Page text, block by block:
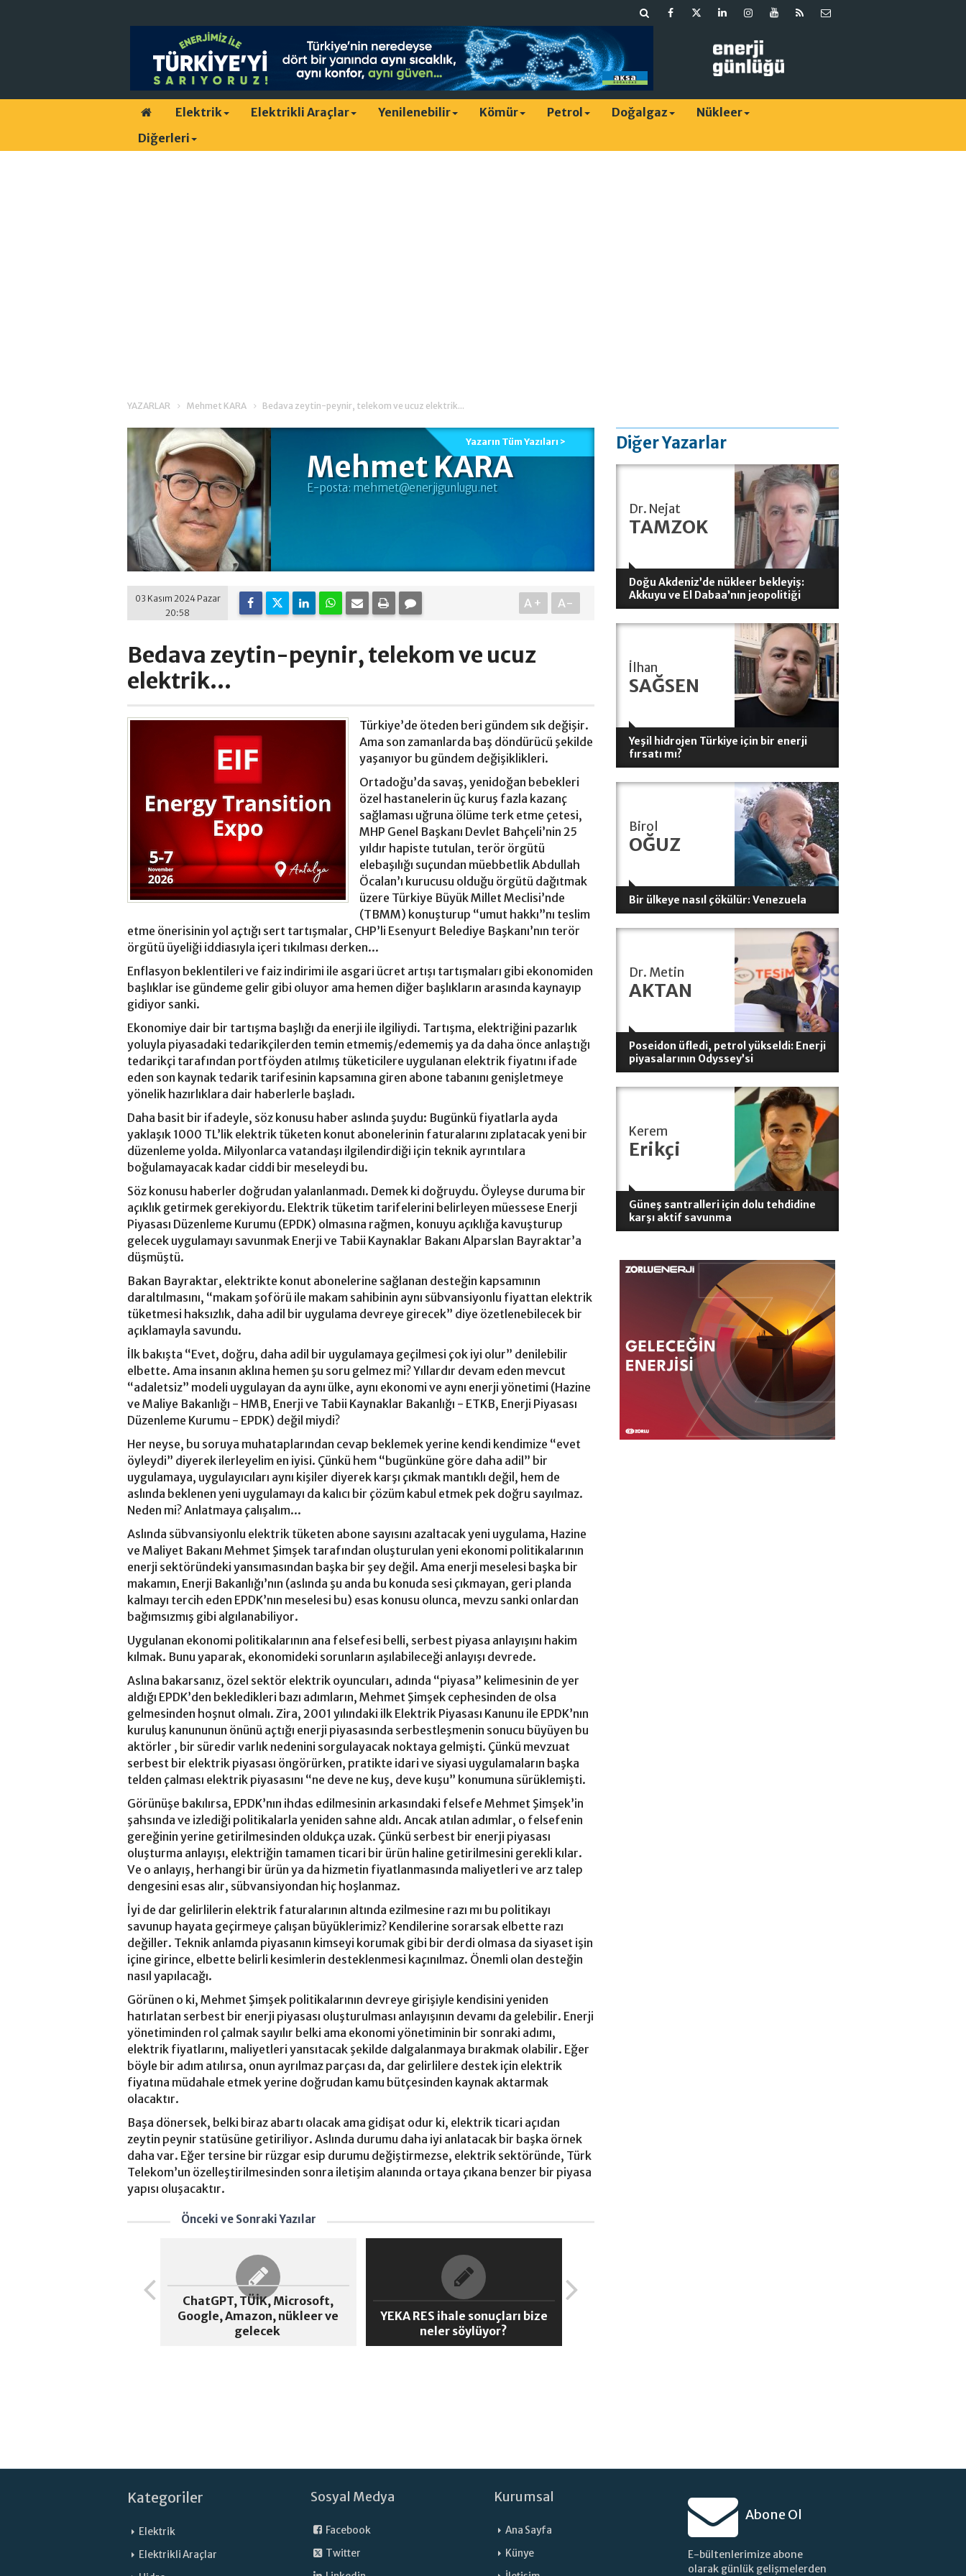
Elektrik Elektrikli Araçlar Yenilenebilir Kömür Petrol Doğalgaz
Nükleer
Diğerleri
YAZARLAR Mehmet KARA Bedava zeytin-peynir, telekom ve ucuz elektrik...
Mehmet KARA
E-posta: mehmet@enerjigunlugu.net
Yazarın Tüm Yazıları >
03 Kasım 2024 Pazar
20:58
A+ A-
Bedava zeytin-peynir, telekom ve ucuz
elektrik...
Türkiye’de öteden beri gündem sık değişir.
Ama son zamanlarda baş döndürücü şekilde
yaşanıyor bu gündem değişiklikleri.
Ortadoğu’da savaş, yenidoğan bebekleri
özel hastanelerin üç kuruş fazla kazanç
sağlaması uğruna ölüme terk etme çetesi,
MHP Genel Başkanı Devlet Bahçeli’nin 25
yıldır hapiste tutulan, terör örgütü
elebaşılığı suçundan müebbetlik Abdullah
Öcalan’ı kurucusu olduğu örgütü dağıtmak
üzere Türkiye Büyük Millet Meclisi’nde
(TBMM) konuşturup “umut hakkı”nı teslim
etme önerisinin yol açtığı sert tartışmalar, CHP’li Esenyurt Belediye Başkanı’nın terör
örgütü üyeliği iddiasıyla içeri tıkılması derken...
Enflasyon beklentileri ve faiz indirimi ile asgari ücret artışı tartışmaları gibi ekonomiden
başlıklar ise gündeme gelir gibi oluyor ama hemen diğer başlıkların arasında kaynayıp
gidiyor sanki.
Ekonomiye dair bir tartışma başlığı da enerji ile ilgiliydi. Tartışma, elektriğini pazarlık
yoluyla piyasadaki tedarikçilerden temin etmemiş/edememiş ya da daha önce anlaştığı
tedarikçi tarafından portföyden atılmış tüketicilere uygulanan elektrik fiyatını ifade
eden son kaynak tedarik tarifesinin kapsamına giren abone tabanını genişletmeye
yönelik hazırlıklara dair haberlerle başladı.
Daha basit bir ifadeyle, söz konusu haber aslında şuydu: Bugünkü fiyatlarla ayda
yaklaşık 1000 TL’lik elektrik tüketen konut abonelerinin faturalarını zıplatacak yeni bir
düzenleme yolda. Milyonlarca vatandaşı ilgilendirdiği için teknik ayrıntılara
boğulamayacak kadar ciddi bir meseleydi bu.
Söz konusu haberler doğrudan yalanlanmadı. Demek ki doğruydu. Öyleyse duruma bir
açıklık getirmek gerekiyordu. Elektrik tüketim tarifelerini belirleyen müessese Enerji
Piyasası Düzenleme Kurumu (EPDK) olmasına rağmen, konuyu açıklığa kavuşturup
gelecek uygulamayı savunmak Enerji ve Tabii Kaynaklar Bakanı Alparslan Bayraktar’a
düşmüştü.
Bakan Bayraktar, elektrikte konut abonelerine sağlanan desteğin kapsamının
daraltılmasını, “makam şoförü ile makam sahibinin aynı sübvansiyonlu fiyattan elektrik
tüketmesi haksızlık, daha adil bir uygulama devreye girecek” diye özetlenebilecek bir
açıklamayla savundu.
İlk bakışta “Evet, doğru, daha adil bir uygulamaya geçilmesi çok iyi olur” denilebilir
elbette. Ama insanın aklına hemen şu soru gelmez mi? Yıllardır devam eden mevcut
“adaletsiz” modeli uygulayan da aynı ülke, aynı ekonomi ve aynı enerji yönetimi (Hazine
ve Maliye Bakanlığı - HMB, Enerji ve Tabii Kaynaklar Bakanlığı - ETKB, Enerji Piyasası
Düzenleme Kurumu - EPDK) değil miydi?
Her neyse, bu soruya muhataplarından cevap beklemek yerine kendi kendimize “evet
öyleydi” diyerek ilerleyelim en iyisi. Çünkü hem “bugünküne göre daha adil” bir
uygulamaya, uygulayıcıları aynı kişiler diyerek karşı çıkmak mantıklı değil, hem de
aslında beklenen yeni uygulamayı da kalıcı bir çözüm kabul etmek pek doğru sayılmaz.
Neden mi? Anlatmaya çalışalım...
Aslında sübvansiyonlu elektrik tüketen abone sayısını azaltacak yeni uygulama, Hazine
ve Maliyet Bakanı Mehmet Şimşek tarafından oluşturulan yeni ekonomi politikalarının
enerji sektöründeki yansımasından başka bir şey değil. Ama enerji meselesi başka bir
makamın, Enerji Bakanlığı’nın (aslında şu anda bu konuda sesi çıkmayan, geri planda
kalmayı tercih eden EPDK’nın meselesi bu) esas konusu olunca, mevzu sanki onlardan
bağımsızmış gibi algılanabiliyor.
Uygulanan ekonomi politikalarının ana felsefesi belli, serbest piyasa anlayışını hakim
kılmak. Bunu yaparak, ekonomideki sorunların aşılabileceği anlayışı devrede.
Aslına bakarsanız, özel sektör elektrik oyuncuları, adında “piyasa” kelimesinin de yer
aldığı EPDK’den bekledikleri bazı adımların, Mehmet Şimşek cephesinden de olsa
gelmesinden hoşnut olmalı. Zira, 2001 yılındaki ilk Elektrik Piyasası Kanunu ile EPDK’nın
kuruluş kanununun önünü açtığı enerji piyasasında serbestleşmenin sonucu büyüyen bu
aktörler , bir süredir varlık nedenini sorgulayacak noktaya gelmişti. Çünkü mevzuat
serbest bir elektrik piyasası öngörürken, pratikte idari ve siyasi uygulamaların başka
telden çalması elektrik piyasasını “ne deve ne kuş, deve kuşu” konumuna sürüklemişti.
Görünüşe bakılırsa, EPDK’nın ihdas edilmesinin arkasındaki felsefe Mehmet Şimşek’in
şahsında ve izlediği politikalarla yeniden sahne aldı. Ancak atılan adımlar, o felsefenin
gereğinin yerine getirilmesinden oldukça uzak. Çünkü serbest bir enerji piyasası
oluşturma anlayışı, elektriğin tamamen ticari bir ürün haline getirilmesini gerekli kılar.
Ve o anlayış, herhangi bir ürün ya da hizmetin fiyatlanmasında maliyetleri ve arz talep
dengesini esas alır, sübvansiyondan hiç hoşlanmaz.
İyi de dar gelirlilerin elektrik faturalarının altında ezilmesine razı mı bu politikayı
savunup hayata geçirmeye çalışan büyüklerimiz? Kendilerine sorarsak elbette razı
değiller. Teknik anlamda piyasanın kimseyi korumak gibi bir derdi olmasa da siyaset işin
içine girince, elbette belirli kesimlerin desteklenmesi kaçınılmaz. Önemli olan desteğin
nasıl yapılacağı.
Görünen o ki, Mehmet Şimşek politikalarının devreye girişiyle kendisini yeniden
hatırlatan serbest bir enerji piyasası oluşturulması anlayışının devamı da gelebilir. Enerji
yönetiminden rol çalmak sayılır belki ama ekonomi yönetiminin bir sonraki adımı,
elektrik fiyatlarını, maliyetleri yansıtacak şekilde dalgalanmaya bırakmak olabilir. Eğer
böyle bir adım atılırsa, onun ayrılmaz parçası da, dar gelirlilere destek için elektrik
fiyatına müdahale etmek yerine doğrudan kamu bütçesinden kaynak aktarmak
olacaktır.
Başa dönersek, belki biraz abartı olacak ama gidişat odur ki, elektrik ticari açıdan
zeytin peynir statüsüne getiriliyor. Aslında durumu daha iyi anlatacak bir başka örnek
daha var. Eğer tersine bir rüzgar esip durumu değiştirmezse, elektrik sektöründe, Türk
Telekom’un özelleştirilmesinden sonra iletişim alanında ortaya çıkana benzer bir piyasa
yapısı oluşacaktır.
Önceki ve Sonraki Yazılar
ChatGPT, TÜİK, Microsoft,
Google, Amazon, nükleer ve
gelecek
YEKA RES ihale sonuçları bize
neler söylüyor?
Diğer Yazarlar
Dr. Nejat
TAMZOK
Doğu Akdeniz’de nükleer bekleyiş:
Akkuyu ve El Dabaa’nın jeopolitiği
İlhan
SAĞSEN
Yeşil hidrojen Türkiye için bir enerji
fırsatı mı?
Birol
OĞUZ
Bir ülkeye nasıl çökülür: Venezuela
Dr. Metin
AKTAN
Poseidon üfledi, petrol yükseldi: Enerji
piyasalarının Odyssey’si
Kerem
Erikçi
Güneş santralleri için dolu tehdidine
karşı aktif savunma
Kategoriler
Elektrik
Elektrikli Araçlar
Sosyal Medya
Facebook
Twitter
Kurumsal
Ana Sayfa
Künye
Abone Ol
E-bültenlerimize abone
olarak günlük gelişmelerden